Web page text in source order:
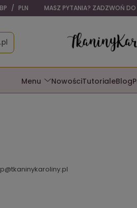
/ PLN MASZ PYTANIA? ZADZWOŃ DO
Menu NowościTutorialeBlog